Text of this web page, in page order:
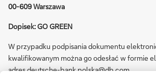
00-609 Warszawa
Dopisek: GO GREEN
W przypadku podpisania dokumentu
kwalifikowanym można go odesłać w formie
adresdeutsche-bank.polska@db.com.